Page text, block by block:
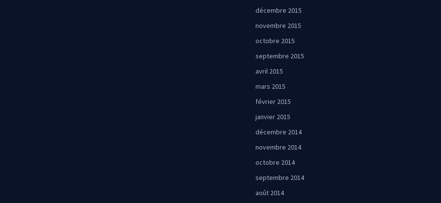
décembre 2015
novembre 2015
octobre 2015
septembre 2015
avril 2015
mars 2015
février 2015
janvier 2015
décembre 2014
novembre 2014
octobre 2014
septembre 2014
août 2014